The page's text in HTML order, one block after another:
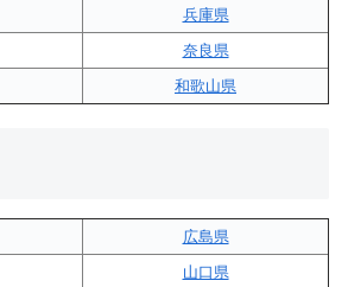
兵庫県
奈良県
和歌山県
広島県
山口県